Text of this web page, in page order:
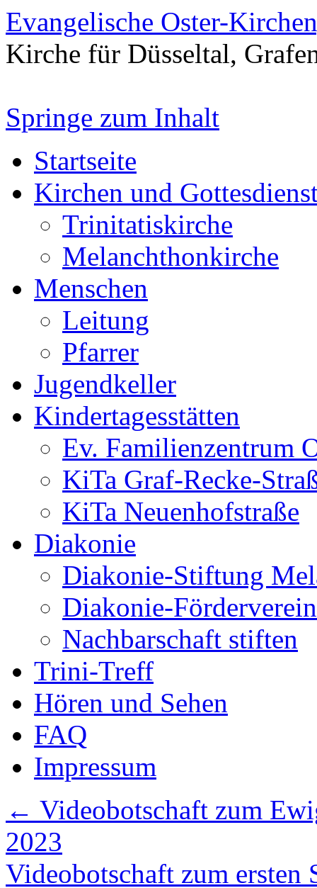
Evangelische Oster-
Kirche für Düsseltal,
Springe zum Inhalt
Startseite
Kirchen und
Trinitatiskirche
Melanchthonkirche
Menschen
Leitung
Pfarrer
Jugendkeller
Kindertagesstätten
Ev. Familienzentrum
KiTa Graf-Recke-
KiTa Neuenhofstraße
Diakonie
Diakonie-Stiftung
Diakonie-
Nachbarschaft stiften
Trini-Treff
Hören und Sehen
FAQ
Impressum
← Videobotschaft zum
2023
Videobotschaft zum ersten